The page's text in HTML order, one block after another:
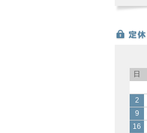
日
2
9
16